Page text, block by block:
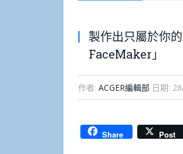
製作出只屬於你
FaceMaker」
作者: ACGER編輯部 日期:
Share Post